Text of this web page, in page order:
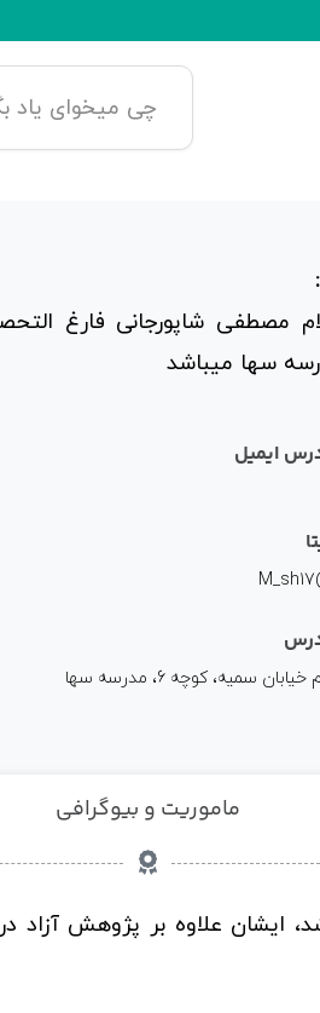
مصطفی شاپورجانی فارغ
سها میباشد
ایمیل
سمیه، کوچه 6، مدرسه سها
ماموریت و بیوگرافی
علاوه بر پژوهش آزاد